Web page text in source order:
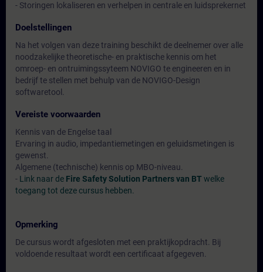
- Storingen lokaliseren en verhelpen in centrale en luidsprekernet
Doelstellingen
Na het volgen van deze training beschikt de deelnemer over alle
noodzakelijke theoretische- en praktische kennis om het
omroep- en ontruimingssyteem NOVIGO te engineeren en in
bedrijf te stellen met behulp van de NOVIGO-Design
softwaretool.
Vereiste voorwaarden
Kennis van de Engelse taal
Ervaring in audio, impedantiemetingen en geluidsmetingen is
gewenst.
Algemene (technische) kennis op MBO-niveau.
- Link naar de Fire Safety Solution Partners van BTwelke
toegang tot deze cursus hebben.
Opmerking
De cursus wordt afgesloten met een praktijkopdracht. Bij
voldoende resultaat wordt een certificaat afgegeven.